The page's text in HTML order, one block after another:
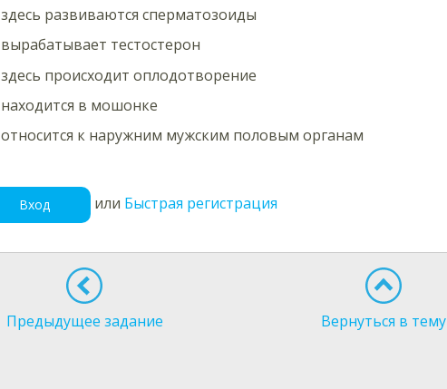
здесь развиваются сперматозоиды
вырабатывает тестостерон
здесь происходит оплодотворение
находится в мошонке
относится к наружним мужским половым органам
Вход или Быстрая регистрация
Предыдущее задание Вернуться в тему